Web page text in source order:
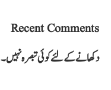
Recent Comments
دکھانے کے لئے کوئی تبصرہ نہیں۔